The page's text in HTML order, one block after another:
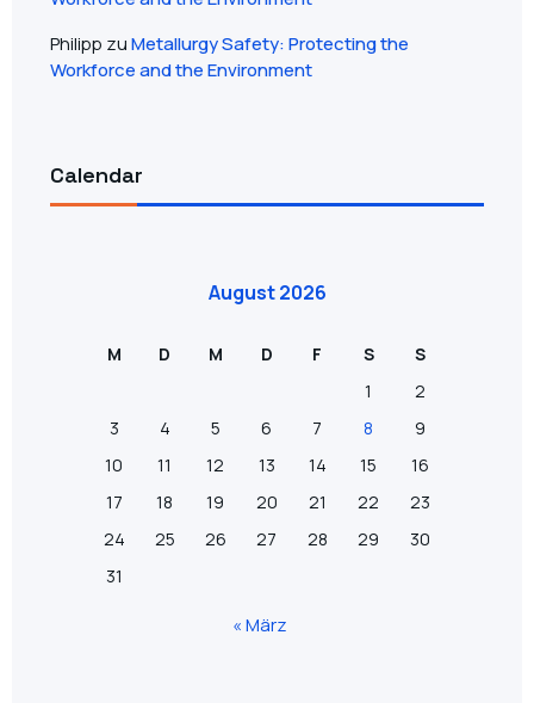
Philipp zuMetallurgy Safety: Protecting the
Workforce and the Environment
Calendar
August 2026
M D M D F S
S
1
2
3
4 5 6 7 8
9
10
11 12 13 14 15
16
17
18 19 20 21 22
23
24
25 26 27 28 29
30
31
« März